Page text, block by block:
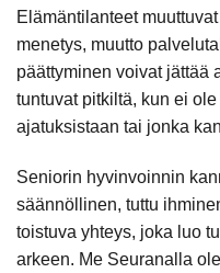
Elämäntilanteet
menetys, muutto
päättyminen voivat jättää
tuntuvat pitkiltä, kun ei
ajatuksistaan tai jonka
Seniorin hyvinvoinnin
säännöllinen, tuttu
toistuva yhteys, joka luo
arkeen. Me Seuranalla